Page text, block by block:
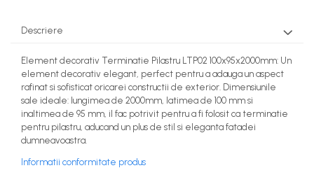
Descriere
Element decorativ Terminatie Pilastru LTP02 100x95x2000mm: Un
element decorativ elegant, perfect pentru a adauga un aspect
rafinat si sofisticat oricarei constructii de exterior. Dimensiunile
sale ideale: lungimea de 2000mm, latimea de 100 mm si
inaltimea de 95 mm, il fac potrivit pentru a fi folosit ca terminatie
pentru pilastru, aducand un plus de stil si eleganta fatadei
dumneavoastra.
Informatii conformitate produs